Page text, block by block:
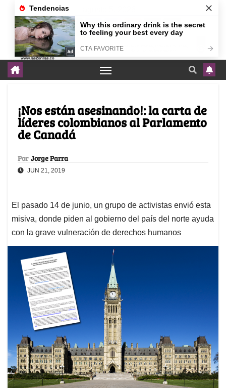
¡Nos están asesinando!: la carta de
líderes colombianos al Parlamento
de Canadá
Por Jorge Parra
JUN 21, 2019
El pasado 14 de junio, un grupo de activistas envió esta
misiva, donde piden al gobierno del país del norte ayuda
con la grave vulneración de derechos humanos